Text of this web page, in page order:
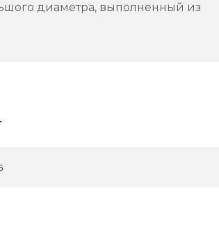
диаметра, выполненный из